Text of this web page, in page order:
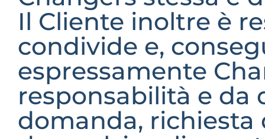
Il Cliente inoltre è
condivide e,
espressamente
responsabilità e da
domanda,